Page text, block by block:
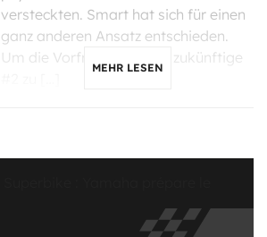
versteckten. Smart hat sich für einen
ganz anderen Ansatz entschieden.
Um die Vorfreude auf die zukünftige
MEHR LESEN